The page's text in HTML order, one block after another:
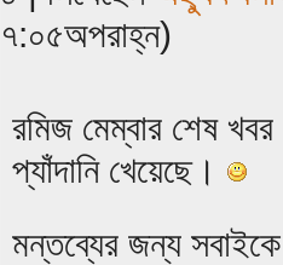
৭:০৫অপরাহ্ন)
রমিজ মেম্বার শেষ খবর
প্যাঁদানি খেয়েছে।
মন্তব্যের জন্য